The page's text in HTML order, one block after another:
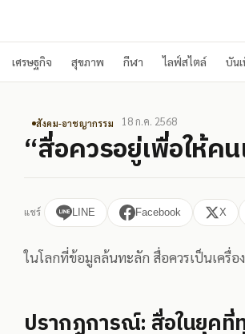
เศรษฐกิจ สุขภาพ กีฬา ไลฟ์สไตล์ บันเ
สังคม-อาชญากรรม 18 ก.ค. 2568
“สื่อควรอยู่เพื่อให้ค
แชร์ LINE Facebook X
ในโลกที่ข้อมูลล้นทะลัก สื่อควรเป็นเครื่อ
ปรากฏการณ์: สื่อในยุคที่